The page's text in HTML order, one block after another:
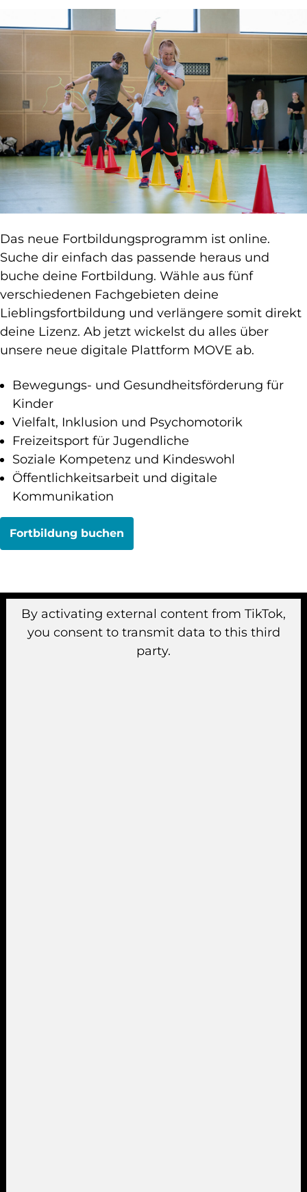
Das neue Fortbildungsprogramm ist online.
Suche dir einfach das passende heraus und
buche deine Fortbildung. Wähle aus fünf
verschiedenen Fachgebieten deine
Lieblingsfortbildung und verlängere somit direkt
deine Lizenz. Ab jetzt wickelst du alles über
unsere neue digitale Plattform MOVE ab.
Bewegungs- und Gesundheitsförderung für
Kinder
Vielfalt, Inklusion und Psychomotorik
Freizeitsport für Jugendliche
Soziale Kompetenz und Kindeswohl
Öffentlichkeitsarbeit und digitale
Kommunikation
Fortbildung buchen
By activating external content from TikTok,
you consent to transmit data to this third
party.